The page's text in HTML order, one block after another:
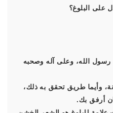
على البلوغ؟
رسول الله، وعلى آله وصحبه
وأيما طريق تحقق به ذلك،
أرفق بك.